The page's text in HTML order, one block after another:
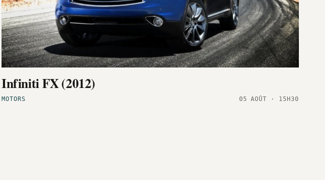
MOTORS
Infiniti FX (2012)
05 AOÛT · 15H30